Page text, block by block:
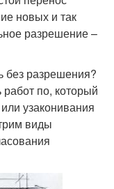
новых и так
разрешение –
без разрешения?
по, который
узаконивания
виды